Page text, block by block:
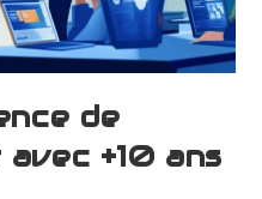
de
+10 ans